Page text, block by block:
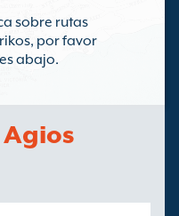
sobre rutas
por favor
abajo.
Agios